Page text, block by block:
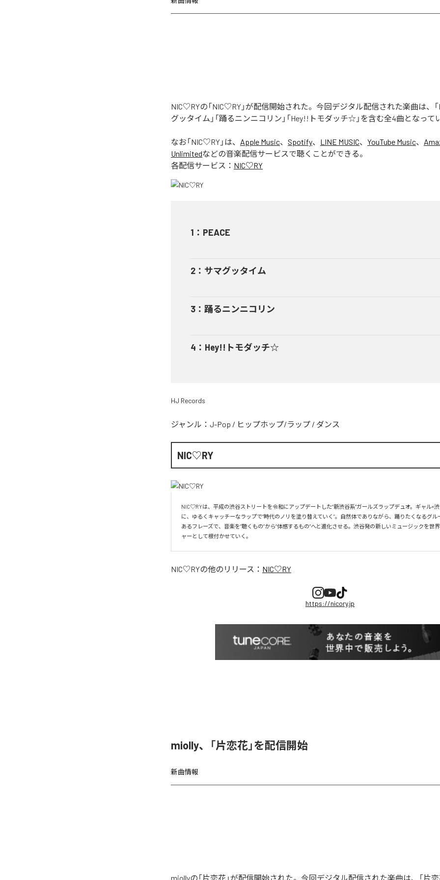
NIC♡RYの「NIC♡RY」が配信開始された。今回デジタル配信された楽曲は、「
グッタイム」「踊るニンニコリン」「Hey!!トモダッチ☆」を含む全4曲となって
なお「NIC♡RY 」は、 Apple Music、 Spotify、 LINE MUSIC、 YouTube Music、
Unlimitedなどの音楽配信サービスで聴くことができる。
各配信サービス： NIC♡RY
1 ： PEACE
2 ： サマグッタイム
3 ： 踊るニンニコリン
4 ： Hey!!トモダッチ☆
HJ Records
ジャンル： J-Pop / ヒップホップ/ラップ / ダンス
NIC♡RY
NIC♡RYは、平成の渋谷ストリートを令和にアップデートした“新渋谷系”ガールズラップデュオ。ギャル×
に、ゆるくキャッチーなラップで“時代のノリを塗り替えていく”。自然体でありながら、踊りたくなるグル
あるフレーズで、音楽を“聴くもの”から“体感するもの”へと進化させる。渋谷発の新しいミュージックを世
ャーとして根付かせていく。
NIC♡RYの他のリリース： NIC♡RY
https://nicory.jp
miolly、「片恋花」を配信開始
新曲情報
miollyの「片恋花」が配信開始された。今回デジタル配信された楽曲は、「片恋